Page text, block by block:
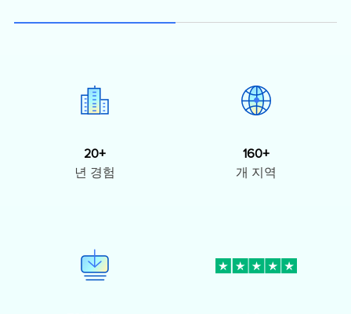
20+
년 경험
160+
개 지역